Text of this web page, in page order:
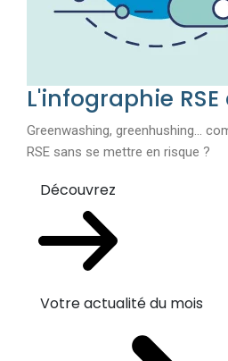
L'infographie
Greenwashing, greenhushing…
RSE sans se mettre en risque ?
Découvrez
Votre actualité du mois